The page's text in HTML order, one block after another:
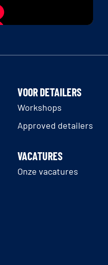
VOOR DETAILERS
Workshops
Approved detailers
VACATURES
Onze vacatures